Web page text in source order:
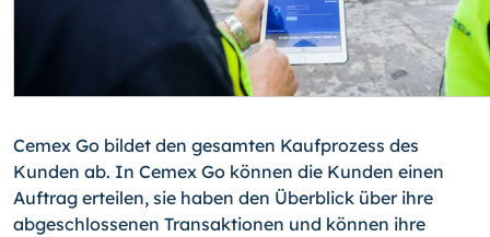
Cemex Go bildet den gesamten Kaufprozess des
Kunden ab. In Cemex Go können die Kunden einen
Auftrag erteilen, sie haben den Überblick über ihre
abgeschlossenen Transaktionen und können ihre